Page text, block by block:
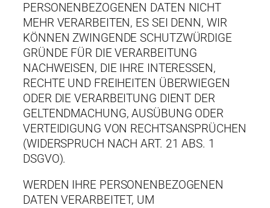
PERSONENBEZOGENEN DATEN NICHT
MEHR VERARBEITEN, ES SEI DENN, WIR
KÖNNEN ZWINGENDE SCHUTZWÜRDIGE
GRÜNDE FÜR DIE VERARBEITUNG
NACHWEISEN, DIE IHRE INTERESSEN,
RECHTE UND FREIHEITEN ÜBERWIEGEN
ODER DIE VERARBEITUNG DIENT DER
GELTENDMACHUNG, AUSÜBUNG ODER
VERTEIDIGUNG VON RECHTSANSPRÜCHEN
(WIDERSPRUCH NACH ART. 21 ABS. 1
DSGVO).
WERDEN IHRE PERSONENBEZOGENEN
DATEN VERARBEITET, UM